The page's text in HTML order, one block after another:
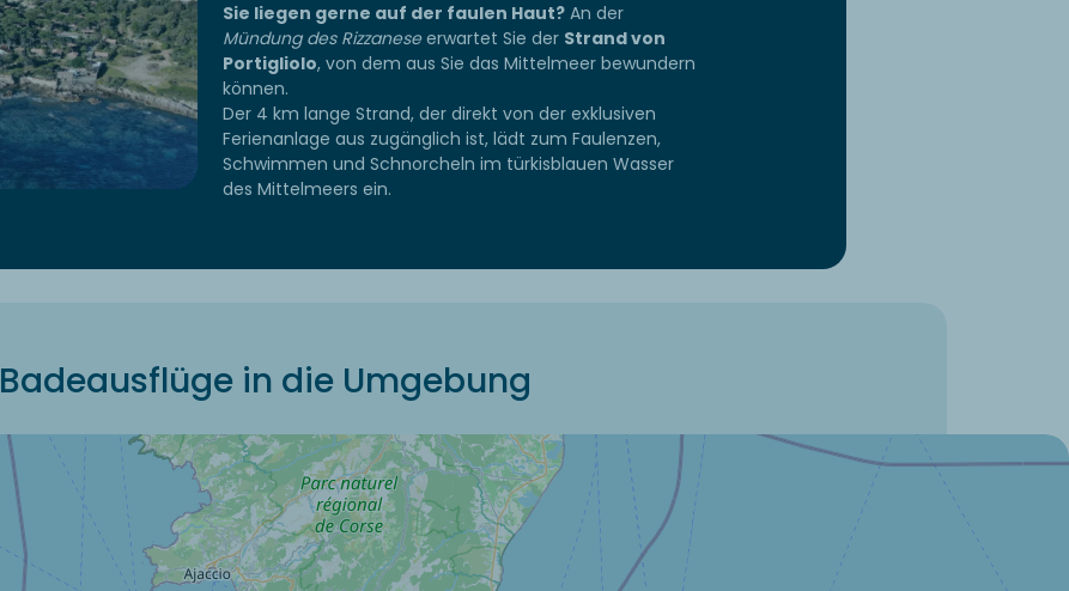
Sie liegen gerne auf der faulen Haut? An der
Mündung des Rizzaneseerwartet Sie der Strand von
Portigliolo, von dem aus Sie das Mittelmeer bewundern
können.
Der 4 km lange Strand, der direkt von der exklusiven
Ferienanlage aus zugänglich ist, lädt zum Faulenzen,
Schwimmen und Schnorcheln im türkisblauen Wasser
des Mittelmeers ein.
Badeausflüge in die Umgebung